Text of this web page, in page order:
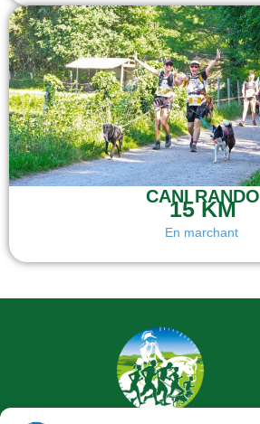
CANI RANDO
15 KM
En marchant